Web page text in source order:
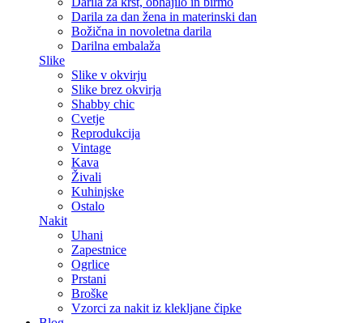
Darila za dan žena in materinski dan
Božična in novoletna darila
Darilna embalaža
Slike
Slike v okvirju
Slike brez okvirja
Shabby chic
Cvetje
Reprodukcija
Vintage
Kava
Živali
Kuhinjske
Ostalo
Nakit
Uhani
Zapestnice
Ogrlice
Prstani
Broške
Vzorci za nakit iz klekljane čipke